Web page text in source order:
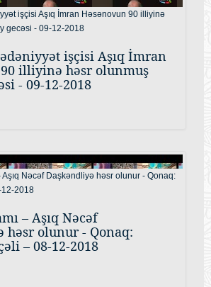
işçisi Aşıq İmran
illiyinə həsr olunmuş
- 09-12-2018
– Aşıq Nəcəf
həsr olunur - Qonaq:
– 08-12-2018